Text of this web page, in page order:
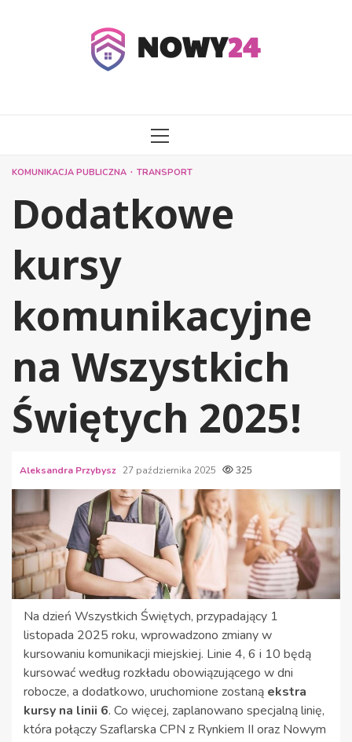
MENU
KOMUNIKACJA PUBLICZNA TRANSPORT
Dodatkowe
kursy
komunikacyjne
na Wszystkich
Świętych 2025!
Aleksandra Przybysz 27 października 2025 325
Na dzień Wszystkich Świętych, przypadający 1
listopada 2025 roku, wprowadzono zmiany w
kursowaniu komunikacji miejskiej. Linie 4, 6 i 10 będą
kursować według rozkładu obowiązującego w dni
robocze, a dodatkowo, uruchomione zostaną ekstra
kursy na linii 6. Co więcej, zaplanowano specjalną linię,
która połączy Szaflarska CPN z Rynkiem II oraz Nowym